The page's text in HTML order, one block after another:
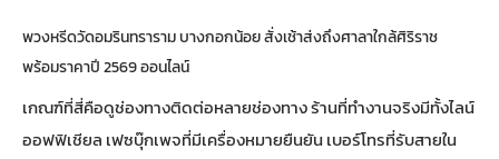
พวงหรีดวัดอมรินทราราม บางกอกน้อย สั่งเช้าส่งถึงศาลาใกล้ศิริราช
พร้อมราคาปี 2569 ออนไลน์
เกณฑ์ที่สี่คือดูช่องทางติดต่อหลายช่องทาง ร้านที่ทำงานจริงมีทั้งไลน์
ออฟฟิเชียล เฟซบุ๊กเพจที่มีเครื่องหมายยืนยัน เบอร์โทรที่รับสายใน